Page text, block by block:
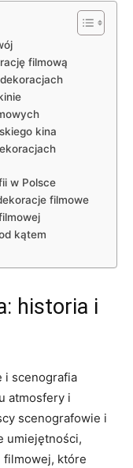
filmową
kina
w Polsce
filmowe
kątem‌
historia i
i scenografia
atmosfery i
scenografowie i
umiejętności,
filmowej, które